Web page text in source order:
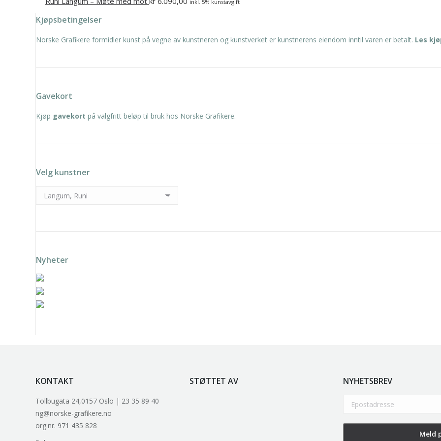
inkl. 5% kunstavgift
Kjøpsbetingelser
Norske Grafikere formidler kunst på vegne av kunstneren og kunstverket er kunstnerens eiendom inntil varen er betalt. Les
Gavekort
Kjøp gavekort på valgfritt beløp til bruk hos Norske Grafikere.
Velg kunstner
Nyheter
KONTAKT
Tollbugata 24,0157 Oslo | 23 35 89 40
ng@norske-grafikere.no
org.nr. 971 435 828
STØTTET AV NYHETSBREV